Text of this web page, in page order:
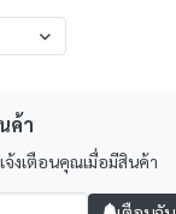
ค้า
จ้งเตือนคุณเมื่อมีสินค้า